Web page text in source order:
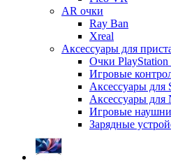
AR очки
Ray Ban
Xreal
Аксессуары для
Очки PlayStation
Игровые
Аксессуары для
Аксессуары для
Игровые
Зарядные